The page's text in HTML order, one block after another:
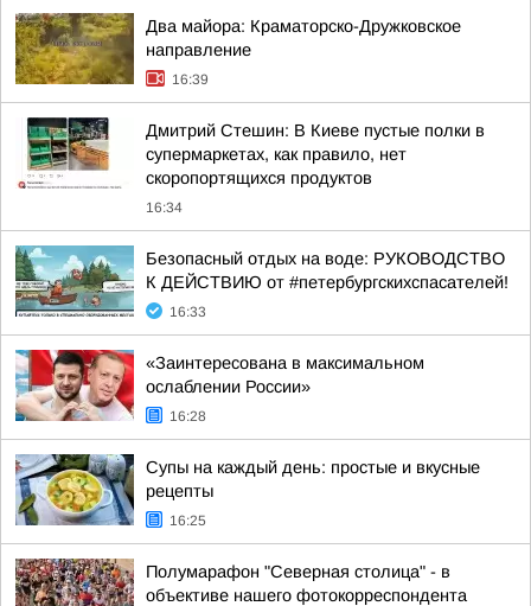
Два майора: Краматорско-Дружковское
направление
16:39
Дмитрий Стешин: В Киеве пустые полки в
супермаркетах, как правило, нет
скоропортящихся продуктов
16:34
Безопасный отдых на воде: РУКОВОДСТВО
К ДЕЙСТВИЮ от #петербургскихспасателей!
16:33
«Заинтересована в максимальном
ослаблении России»
16:28
Супы на каждый день: простые и вкусные
рецепты
16:25
Полумарафон "Северная столица" - в
объективе нашего фотокорреспондента